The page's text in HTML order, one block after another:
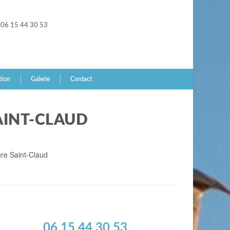
06 15 44 30 53
Galerie Contact
CLAUD
Saint-Claud